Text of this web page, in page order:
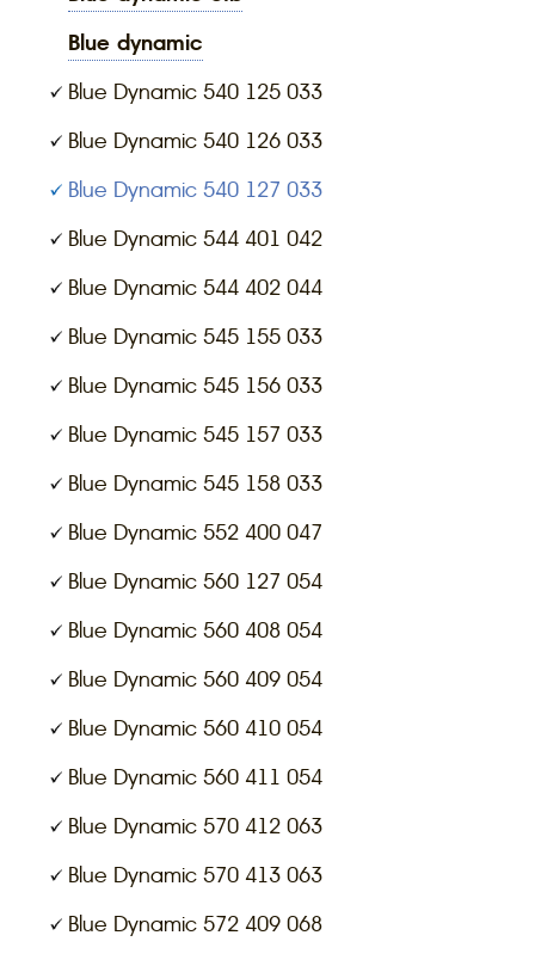
blue dynamic
Blue Dynamic 540 125 033
Blue Dynamic 540 126 033
Blue Dynamic 540 127 033
Blue Dynamic 544 401 042
Blue Dynamic 544 402 044
Blue Dynamic 545 155 033
Blue Dynamic 545 156 033
Blue Dynamic 545 157 033
Blue Dynamic 545 158 033
Blue Dynamic 552 400 047
Blue Dynamic 560 127 054
Blue Dynamic 560 408 054
Blue Dynamic 560 409 054
Blue Dynamic 560 410 054
Blue Dynamic 560 411 054
Blue Dynamic 570 412 063
Blue Dynamic 570 413 063
Blue Dynamic 572 409 068